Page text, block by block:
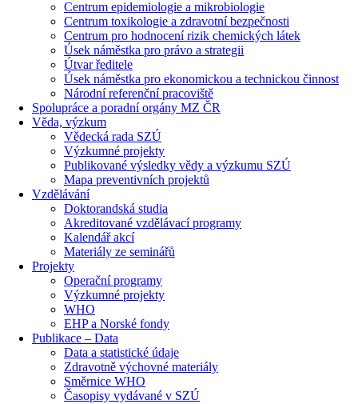
Centrum epidemiologie a mikrobiologie
Centrum toxikologie a zdravotní bezpečnosti
Centrum pro hodnocení rizik chemických látek
Úsek náměstka pro právo a strategii
Útvar ředitele
Úsek náměstka pro ekonomickou a technickou činnost
Národní referenční pracoviště
Spolupráce a poradní orgány MZ ČR
Věda, výzkum
Vědecká rada SZÚ
Výzkumné projekty
Publikované výsledky vědy a výzkumu SZÚ
Mapa preventivních projektů
Vzdělávání
Doktorandská studia
Akreditované vzdělávací programy
Kalendář akcí
Materiály ze seminářů
Projekty
Operační programy
Výzkumné projekty
WHO
EHP a Norské fondy
Publikace – Data
Data a statistické údaje
Zdravotně výchovné materiály
Směrnice WHO
Časopisy vydávané v SZÚ